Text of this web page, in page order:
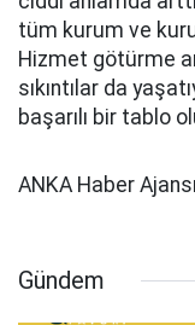
tüm kurum ve
Hizmet götürme
sıkıntılar da
başarılı bir tablo
ANKA Haber Ajansı
Gündem